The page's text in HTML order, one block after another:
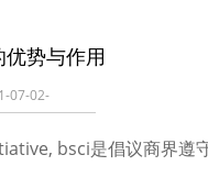
势与作用
07-02-
bsci是倡议商界遵守